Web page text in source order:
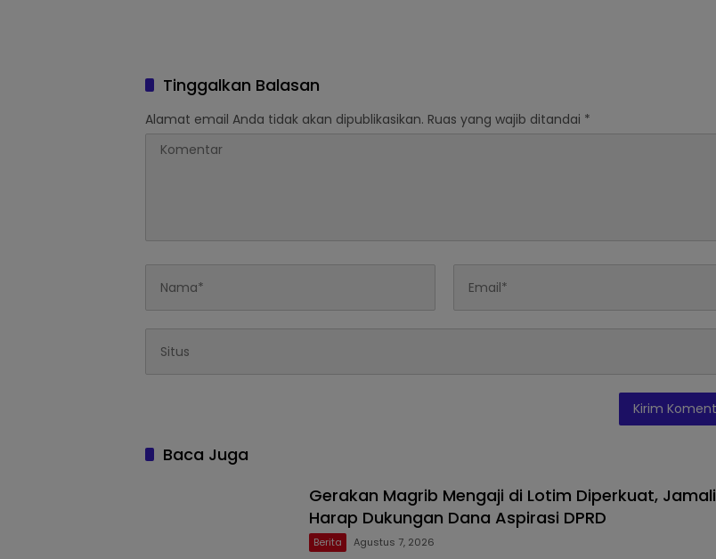
Tinggalkan Balasan
Alamat email Anda tidak akan dipublikasikan. Ruas yang wajib ditandai *
Baca Juga
Gerakan Magrib Mengaji di Lotim Diperkuat, Jamali
Harap Dukungan Dana Aspirasi DPRD
Berita Agustus 7, 2026